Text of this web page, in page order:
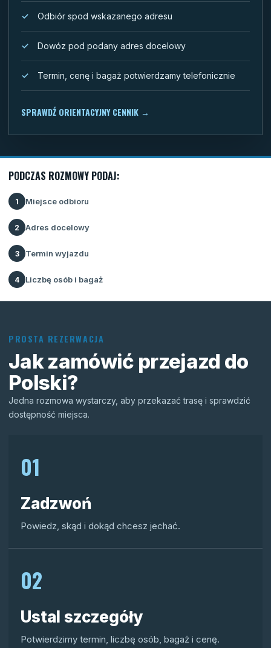
Odbiór spod wskazanego adresu
Dowóz pod podany adres docelowy
Termin, cenę i bagaż potwierdzamy telefonicznie
SPRAWDŹ ORIENTACYJNY CENNIK →
PODCZAS ROZMOWY PODAJ:
1 Miejsce odbioru
2 Adres docelowy
3 Termin wyjazdu
4 Liczbę osób i bagaż
PROSTA REZERWACJA
Jak zamówić przejazd do
Polski?
Jedna rozmowa wystarczy, aby przekazać trasę i sprawdzić
dostępność miejsca.
01
Zadzwoń
Powiedz, skąd i dokąd chcesz jechać.
02
Ustal szczegóły
Potwierdzimy termin, liczbę osób, bagaż i cenę.